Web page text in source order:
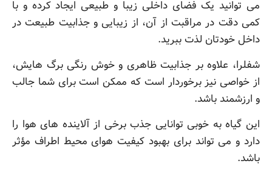
می توانید یک فضای داخلی زیبا و طبیعی ایجاد کرده و با
کمی دقت در مراقبت از آن، از زیبایی و جذابیت طبیعت در
داخل خودتان لذت ببرید.
شفلرا، علاوه بر جذابیت ظاهری و خوش رنگی برگ هایش،
از خواصی نیز برخوردار است که ممکن است برای شما جالب
و ارزشمند باشد.
این گیاه به خوبی توانایی جذب برخی از آلاینده های هوا را
دارد و می تواند برای بهبود کیفیت هوای محیط اطراف مؤثر
باشد.